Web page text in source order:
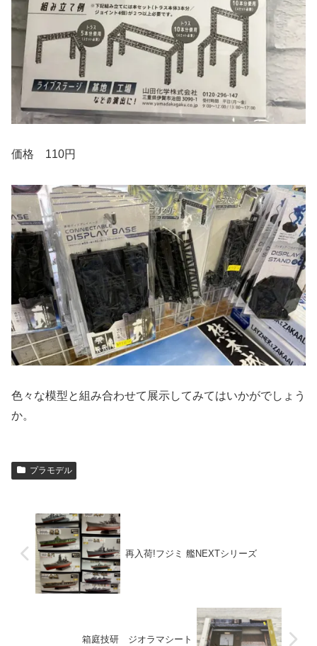
価格 110円
色々な模型と組み合わせて展示してみてはいかがでしょう
か。
プラモデル
再入荷!フジミ 艦NEXTシリーズ
箱庭技研 ジオラマシート